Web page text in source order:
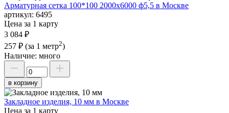
Арматурная сетка 100*100 2000х6000 ф5,5 в Москве
артикул: 6495
Цена за 1 карту
3 084 ₽
257 ₽ (за 1 метр2)
Наличие: много
в корзину
Закладное изделия, 10 мм в Москве
Цена за 1 карту